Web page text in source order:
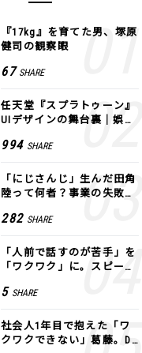
『17kg』を育てた男、塚原
健司の観察眼
67 SHARE
任天堂『スプラトゥーン』
UIデザインの舞台裏｜娯楽
994 SHARE
「にじさんじ」生んだ田角
陸って何者？事業の失敗
COLOR
282 SHARE
「人前で話すのが苦手」を
「ワクワク」に。スピーチ
方トレーニング」に込めた
5 SHARE
社会人1年目で抱えた「ワ
クワクできない」葛藤。De